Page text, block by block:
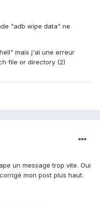
"adb wipe data" ne
mais j'ai une erreur
file or directory (2)
un message trop vite. Oui
mon post plus haut.